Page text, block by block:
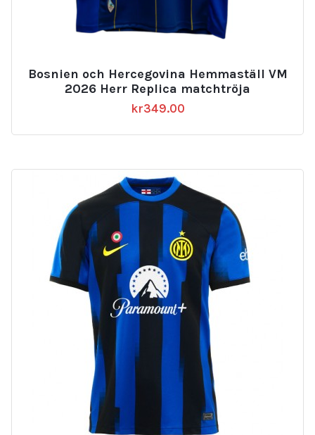
Bosnien och Hercegovina Hemmaställ VM
2026 Herr Replica matchtröja
kr349.00